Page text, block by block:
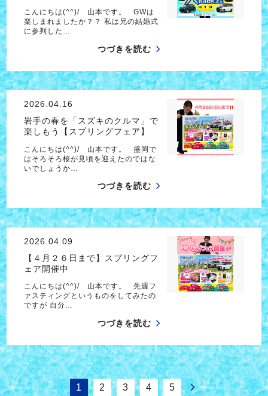
こんにちは(^^)/ 山本です。 GWは
楽しまれましたか？？ 私は兄の結婚式
に参列した…
つづきを読む
2026.04.16
岩手の春を「スズキのクルマ」で
楽しもう【スプリングフェア】
こんにちは(^^)/ 山本です。 盛岡で
はそろそろ桜が見頃を迎えたのではな
いでしょうか…
つづきを読む
2026.04.09
【４月２６日まで】スプリングフ
ェア開催中
こんにちは(^^)/ 山本です。 先週フ
ァスティングというものをしてみたの
ですが 自分…
つづきを読む
1 2 3 4 5